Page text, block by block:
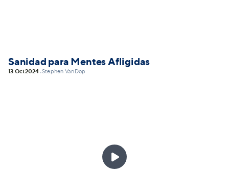
Sanidad para Mentes Afligidas
13 Oct2024•Stephen VanDop
